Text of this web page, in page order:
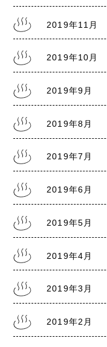
2019年11月
2019年10月
2019年9月
2019年8月
2019年7月
2019年6月
2019年5月
2019年4月
2019年3月
2019年2月